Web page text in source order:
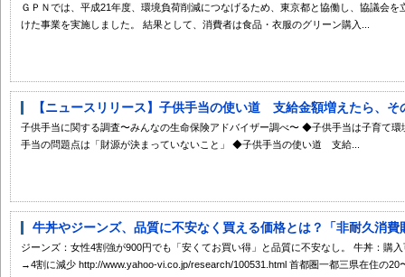
ＧＰＮでは、平成21年度、環境負荷削減につなげるため、東京都と協働し、協議会
けた事業を実施しました。 結果として、消費者は食品・衣服のグリーン購入...
【ニュースリリース】子供手当の使い道 支給金額増えたら、そ
子供手当に関する調査〜みんなの生命保険アドバイザー調べ〜 ◆子供手当は子育て
手当の問題点は「財源が決まっていないこと」 ◆子供手当の使い道 支給...
牛丼やジーンズ、品質に不安なく買える価格とは？「非耐久消費
ジーンズ：女性4割強が900円でも「安くてお買い得」と品質に不安なし。 牛丼：購
→4割に減少 http://www.yahoo-vi.co.jp/research/100531.html 首都圏一都三県在住の20